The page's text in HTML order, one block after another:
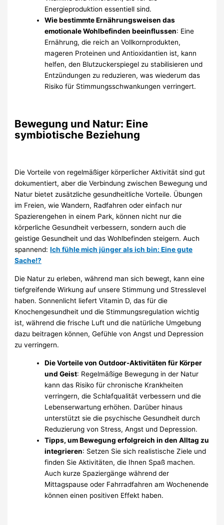
Energieproduktion essentiell sind.
Wie bestimmte Ernährungsweisen das
emotionale Wohlbefinden beeinflussen: Eine
Ernährung, die reich an Vollkornprodukten,
mageren Proteinen und Antioxidantien ist, kann
helfen, den Blutzuckerspiegel zu stabilisieren und
Entzündungen zu reduzieren, was wiederum das
Risiko für Stimmungsschwankungen verringert.
Bewegung und Natur: Eine
symbiotische Beziehung
Die Vorteile von regelmäßiger körperlicher Aktivität sind gut
dokumentiert, aber die Verbindung zwischen Bewegung und
Natur bietet zusätzliche gesundheitliche Vorteile. Übungen
im Freien, wie Wandern, Radfahren oder einfach nur
Spazierengehen in einem Park, können nicht nur die
körperliche Gesundheit verbessern, sondern auch die
geistige Gesundheit und das Wohlbefinden steigern. Auch
spannend:Ich fühle mich jünger als ich bin: Eine gute
Sache!?
Die Natur zu erleben, während man sich bewegt, kann eine
tiefgreifende Wirkung auf unsere Stimmung und Stresslevel
haben. Sonnenlicht liefert Vitamin D, das für die
Knochengesundheit und die Stimmungsregulation wichtig
ist, während die frische Luft und die natürliche Umgebung
dazu beitragen können, Gefühle von Angst und Depression
zu verringern.
Die Vorteile von Outdoor-Aktivitäten für Körper
und Geist: Regelmäßige Bewegung in der Natur
kann das Risiko für chronische Krankheiten
verringern, die Schlafqualität verbessern und die
Lebenserwartung erhöhen. Darüber hinaus
unterstützt sie die psychische Gesundheit durch
Reduzierung von Stress, Angst und Depression.
Tipps, um Bewegung erfolgreich in den Alltag zu
integrieren: Setzen Sie sich realistische Ziele und
finden Sie Aktivitäten, die Ihnen Spaß machen.
Auch kurze Spaziergänge während der
Mittagspause oder Fahrradfahren am Wochenende
können einen positiven Effekt haben.